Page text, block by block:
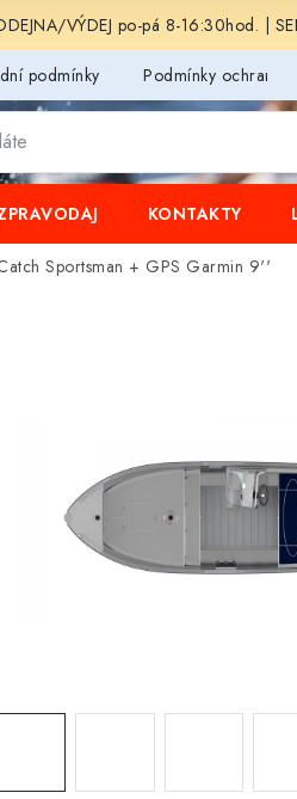
VÝDEJ po-pá 8-16:30hod. |
podmínky Podmínky ochrany
KONTAKTY
Sportsman + GPS Garmin 9''